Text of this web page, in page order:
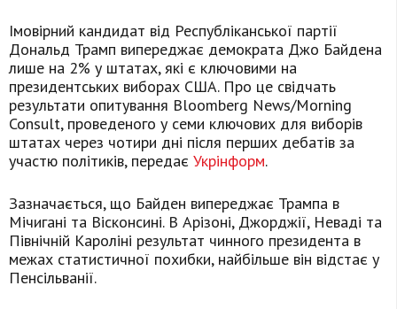
Імовірний кандидат від Республіканської партії
Дональд Трамп випереджає демократа Джо Байдена
лише на 2% у штатах, які є ключовими на
президентських виборах США. Про це свідчать
результати опитування Bloomberg News/Morning
Consult, проведеного у семи ключових для виборів
штатах через чотири дні після перших дебатів за
участю політиків, передає Укрінформ.
Зазначається, що Байден випереджає Трампа в
Мічигані та Вісконсині. В Арізоні, Джорджії, Неваді та
Північній Кароліні результат чинного президента в
межах статистичної похибки, найбільше він відстає у
Пенсільванії.